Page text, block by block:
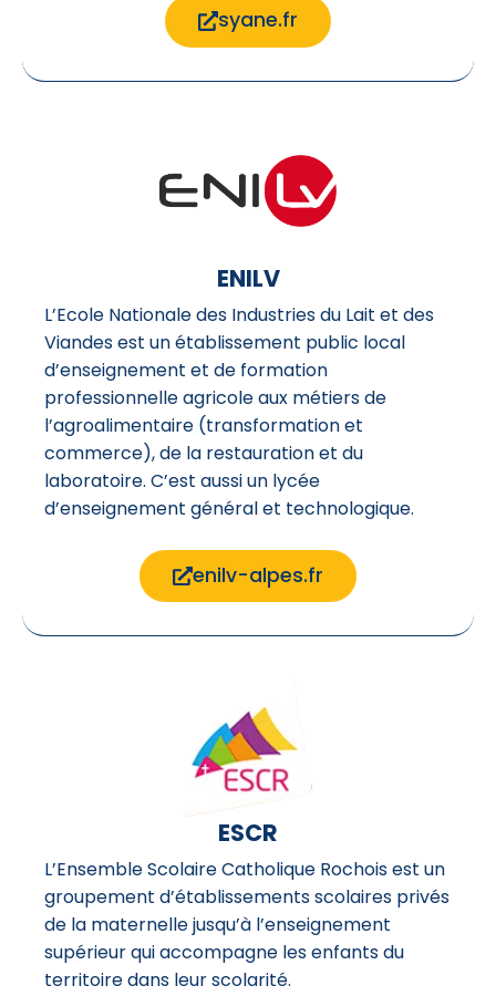
syane.fr
ENILV
L’Ecole Nationale des Industries du Lait et des
Viandes est un établissement public local
d’enseignement et de formation
professionnelle agricole aux métiers de
l’agroalimentaire (transformation et
commerce), de la restauration et du
laboratoire. C’est aussi un lycée
d’enseignement général et technologique.
enilv-alpes.fr
ESCR
L’Ensemble Scolaire Catholique Rochois est un
groupement d’établissements scolaires privés
de la maternelle jusqu’à l’enseignement
supérieur qui accompagne les enfants du
territoire dans leur scolarité.